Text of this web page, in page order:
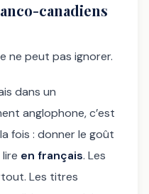
canadiens
ne peut pas ignorer.
dans un
anglophone, c’est
fois : donner le goût
en français. Les
Les titres